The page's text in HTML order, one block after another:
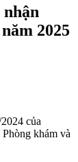
2025
của
khám và